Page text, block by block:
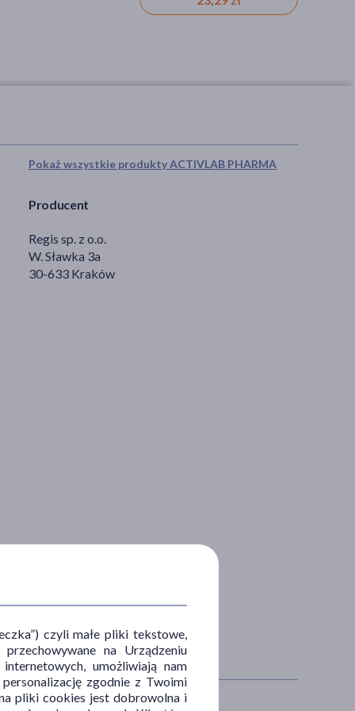
Pokaż wszystkie produkty ACTIVLAB PHARMA
Producent
Regis sp. z o.o.
W. Sławka 3a
30-633 Kraków
czyli małe pliki tekstowe,
na Urządzeniu
umożliwiają nam
zgodnie z Twoimi
pliki cookies jest dobrowolna i